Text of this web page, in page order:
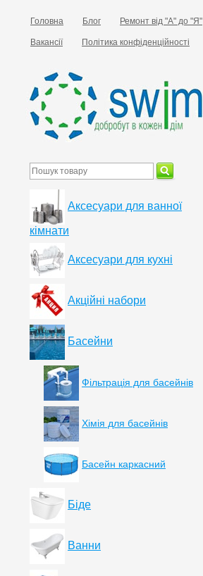
Головна Блог Ремонт від "А" до "Я"
Вакансії Політика конфіденційності
Аксесуари для ванної
кімнати
Аксесуари для кухні
Акційні набори
Басейни
Фільтрація для басейнів
Хімія для басейнів
Басейн каркасний
Біде
Ванни